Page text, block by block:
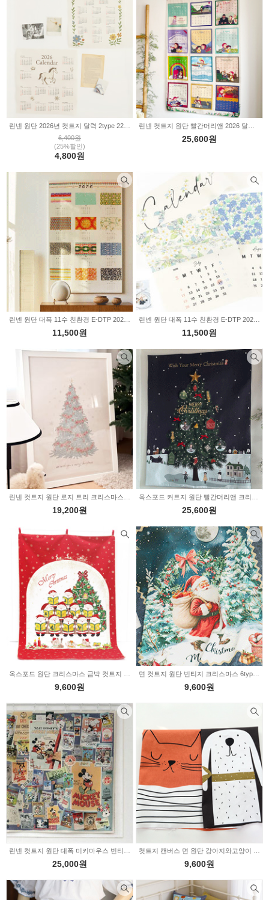
6,400원
(25%할인)
4,800원
25,600원
린넨 원단 대폭 11수 친환경 E-DTP 2026 패브릭 캘린더 전통문양 달력 ML2026
11,500원
린넨 원단 대폭 11수 친환경 E-DTP 2026 패브릭 캘린더 플라워 달력 ML2026
11,500원
19,200원 25,600원
9,600원 9,600원
25,000원 9,600원